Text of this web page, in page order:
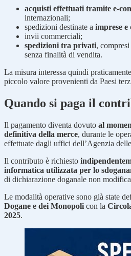
acquisti effettuati tramite e-
internazionali;
spedizioni destinate a imprese
invii commerciali;
spedizioni tra privati,
senza finalità di vendita.
La misura interessa quindi
piccolo valore provenienti da Paesi
Quando si paga il
Il pagamento diventa dovuto al
definitiva della merce, durante le
effettuate dagli uffici dell’Agenzia
Il contributo è richiesto
informatica utilizzata per lo
di dichiarazione doganale non
Le modalità operative sono già state
Dogane e dei Monopoli con la
2025.